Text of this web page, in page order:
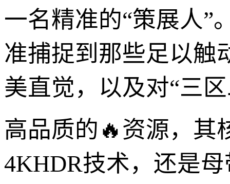
一名精准的“策展人”
准捕捉到那些足以触
美直觉，以及对“三
高品质的🔥资源，其
4KHDR技术，还是